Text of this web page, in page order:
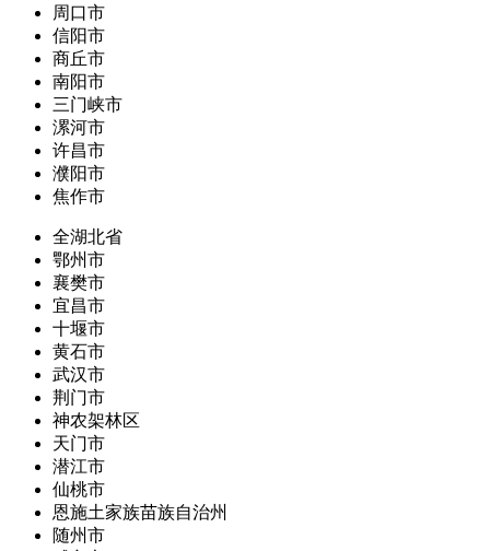
周口市
信阳市
商丘市
南阳市
三门峡市
漯河市
许昌市
濮阳市
焦作市
全湖北省
鄂州市
襄樊市
宜昌市
十堰市
黄石市
武汉市
荆门市
神农架林区
天门市
潜江市
仙桃市
恩施土家族苗族自治州
随州市